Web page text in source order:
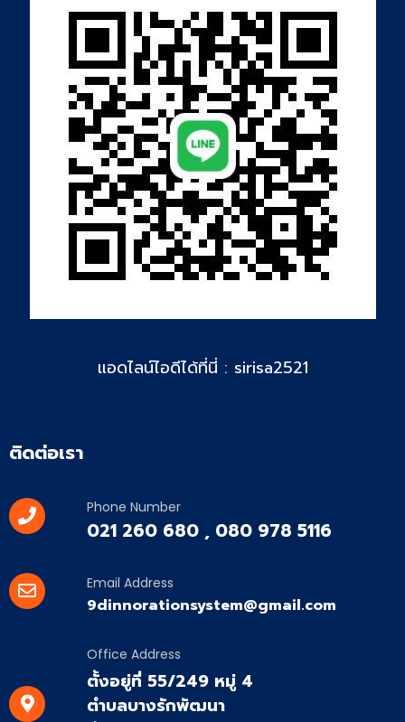
แอดไลน์ไอดีได้ที่นี่ : sirisa2521
ติดต่อเรา
Phone Number
021 260 680 , 080 978 5116
Email Address
9dinnorationsystem@gmail.com
Office Address
ตั้งอยู่ที่ 55/249 หมู่ 4
ตำบลบางรักพัฒนา